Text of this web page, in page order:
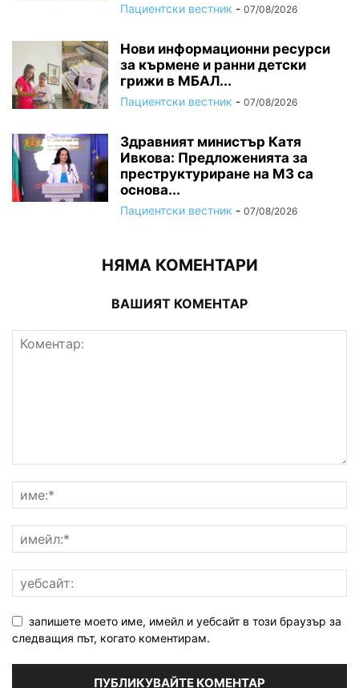
Пациентски вестник - 07/08/2026
Нови информационни ресурси
за кърмене и ранни детски
грижи в МБАЛ...
Пациентски вестник - 07/08/2026
Здравният министър Катя
Ивкова: Предложенията за
преструктуриране на МЗ са
основа...
Пациентски вестник - 07/08/2026
НЯМА КОМЕНТАРИ
ВАШИЯТ КОМЕНТАР
запишете моето име, имейл и уебсайт в този браузър за
следващия път, когато коментирам.